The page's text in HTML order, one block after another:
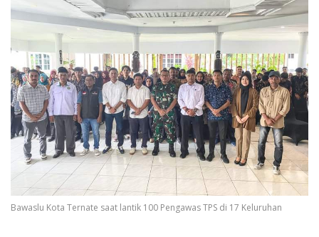
Bawaslu Kota Ternate saat lantik 100 Pengawas TPS di 17 Keluruhan